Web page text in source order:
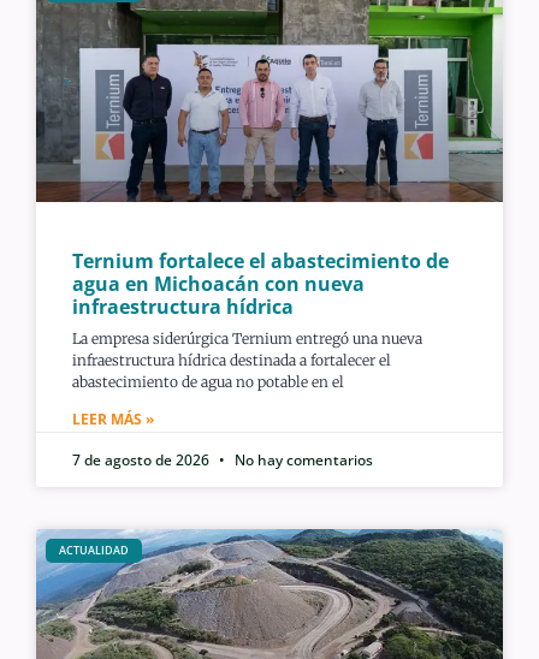
Ternium fortalece el abastecimiento de
agua en Michoacán con nueva
infraestructura hídrica
La empresa siderúrgica Ternium entregó una nueva
infraestructura hídrica destinada a fortalecer el
abastecimiento de agua no potable en el
LEER MÁS »
7 de agosto de 2026
No hay comentarios
ACTUALIDAD